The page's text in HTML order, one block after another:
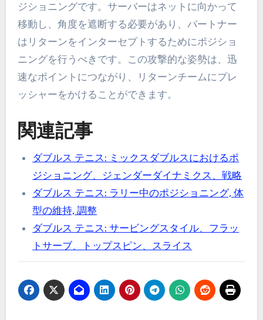
ジショニングです。サーバーはネットに向かって
移動し、角度を遮断する必要があり、パートナー
はリターンをインターセプトするためにポジショ
ニングを行うべきです。この攻撃的な姿勢は、迅
速なポイントにつながり、リターンチームにプレ
ッシャーをかけることができます。
関連記事
ダブルス テニス: ミックスダブルスにおけるポ
ジショニング、ジェンダーダイナミクス、戦略
ダブルス テニス: ラリー中のポジショニング, 体
型の維持, 調整
ダブルス テニス: サービングスタイル、フラッ
トサーブ、トップスピン、スライス